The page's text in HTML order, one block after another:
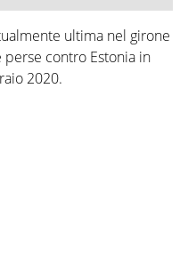
ultima nel girone
contro Estonia in
2020.